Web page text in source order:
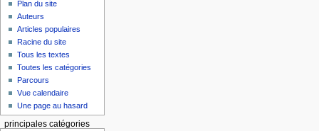
Plan du site
Auteurs
Articles populaires
Racine du site
Tous les textes
Toutes les catégories
Parcours
Vue calendaire
Une page au hasard
principales catégories